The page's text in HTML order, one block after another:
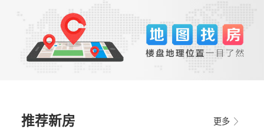
推荐新房 更多